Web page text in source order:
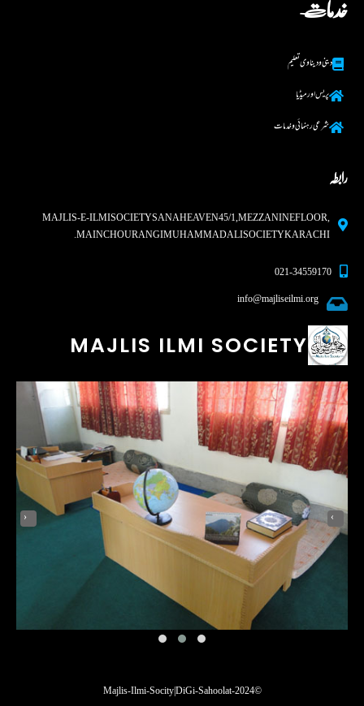
خدمات
دینی و دینا وی تعلیم
پریس اور میڈیا
شرعی رہنما ئی و خدمات
رابطہ
MAJLIS-E-ILMI SOCIETY SANA HEAVEN 45/1, MEZZANINE FLOOR,
MAIN CHOURANGI MUHAMMAD ALI SOCIETY KARACHI.
021-34559170
info@majliseilmi.org
MAJLIS ILMI SOCIETY
‹ ›
© 2024-Majlis-Ilmi-Socity |
DiGi-Sahoolat